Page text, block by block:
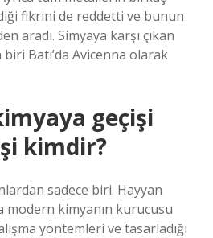
fikrini de reddetti ve bunun
aradı. Simyaya karşı çıkan
Batı’da Avicenna olarak
geçişi
kimdir?
sadece biri. Hayyan
modern kimyanın kurucusu
yöntemleri ve tasarladığı